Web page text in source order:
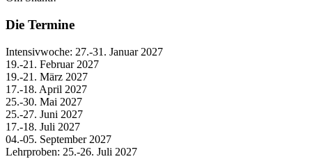
Die Termine
Intensivwoche: 27.-31. Januar 2027
19.-21. Februar 2027
19.-21. März 2027
17.-18. April 2027
25.-30. Mai 2027
25.-27. Juni 2027
17.-18. Juli 2027
04.-05. September 2027
Lehrproben: 25.-26. Juli 2027